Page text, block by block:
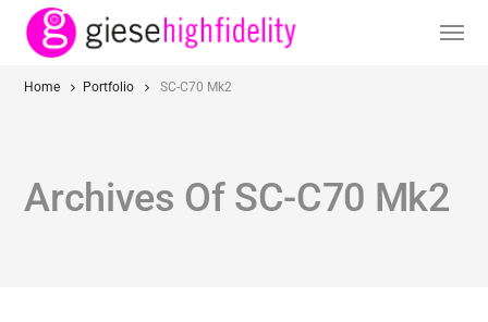
Home Portfolio SC-C70 Mk2
Archives Of SC-C70 Mk2